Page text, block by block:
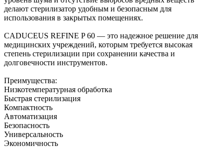
делают стерилизатор удобным и безопасным для
использования в закрытых помещениях.
CADUCEUS REFINE P 60 — это надежное решение для
медицинских учреждений, которым требуется высокая
степень стерилизации при сохранении качества и
долговечности инструментов.
Преимущества:
Низкотемпературная обработка
Быстрая стерилизация
Компактность
Автоматизация
Безопасность
Универсальность
Экономичность